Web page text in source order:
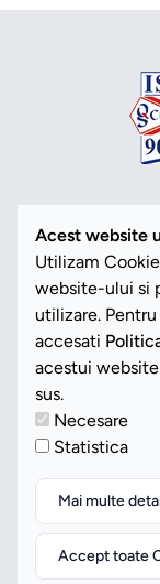
Copyright
Acest website
Utilizam
website-ului si
utilizare.
accesati
acestui
sus.
Necesare
Statistica
Mai multe
Accept toate